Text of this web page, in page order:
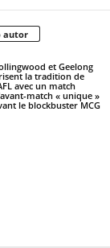
autor
et Geelong
la tradition de
avec un match
match « unique »
le blockbuster MCG